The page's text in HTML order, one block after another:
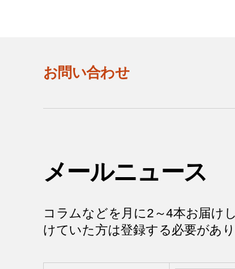
お問い合わせ
メールニュース
コラムなどを月に2～4本お届け
けていた方は登録する必要があり